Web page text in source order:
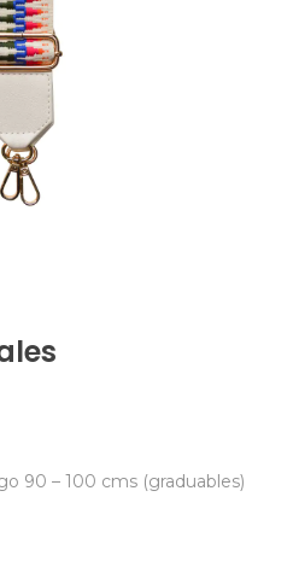
90 – 100 cms (graduables)